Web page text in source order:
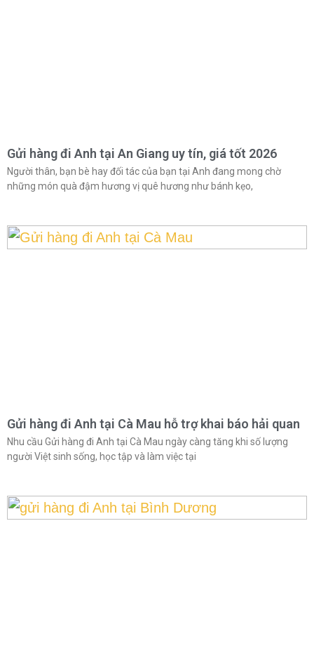
Gửi hàng đi Anh tại An Giang uy tín, giá tốt 2026
Người thân, bạn bè hay đối tác của bạn tại Anh đang mong chờ
những món quà đậm hương vị quê hương như bánh kẹo,
Gửi hàng đi Anh tại Cà Mau hỗ trợ khai báo hải quan
Nhu cầu Gửi hàng đi Anh tại Cà Mau ngày càng tăng khi số lượng
người Việt sinh sống, học tập và làm việc tại